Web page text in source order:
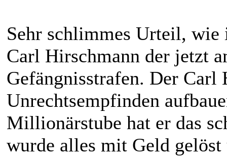
Sehr schlimmes Urteil,
Carl Hirschmann der jetzt
Gefängnisstrafen. Der Carl
Unrechtsempfinden
Millionärstube hat er das
wurde alles mit Geld gelöst